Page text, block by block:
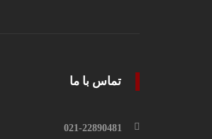
تماس با ما
021-22890481